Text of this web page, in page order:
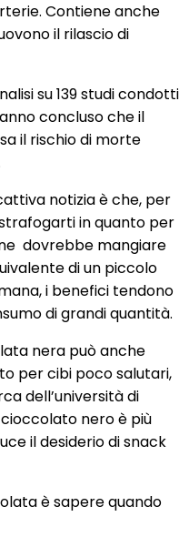
Contiene anche
il rilascio di
su 139 studi condotti
concluso che il
il rischio di morte
notizia è che, per
in quanto per
dovrebbe mangiare
di un piccolo
i benefici tendono
di grandi quantità.
nera può anche
per cibi poco salutari,
dell’università di
nero è più
il desiderio di snack
è sapere quando